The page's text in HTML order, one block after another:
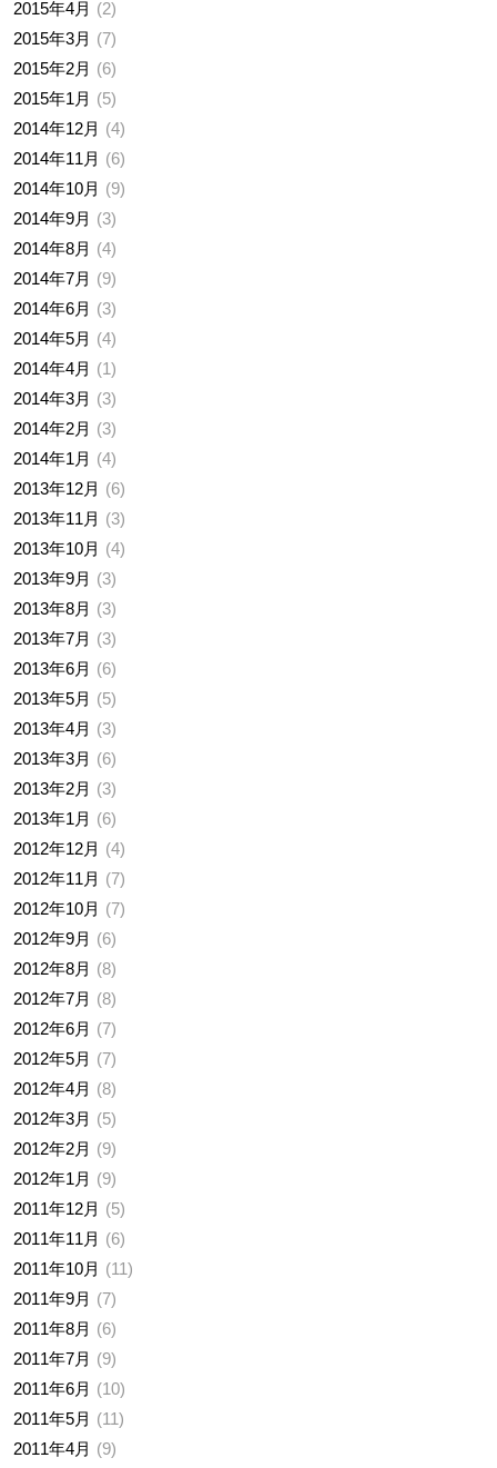
2015年4月
2
2015年3月
7
2015年2月
6
2015年1月
5
2014年12月
4
2014年11月
6
2014年10月
9
2014年9月
3
2014年8月
4
2014年7月
9
2014年6月
3
2014年5月
4
2014年4月
1
2014年3月
3
2014年2月
3
2014年1月
4
2013年12月
6
2013年11月
3
2013年10月
4
2013年9月
3
2013年8月
3
2013年7月
3
2013年6月
6
2013年5月
5
2013年4月
3
2013年3月
6
2013年2月
3
2013年1月
6
2012年12月
4
2012年11月
7
2012年10月
7
2012年9月
6
2012年8月
8
2012年7月
8
2012年6月
7
2012年5月
7
2012年4月
8
2012年3月
5
2012年2月
9
2012年1月
9
2011年12月
5
2011年11月
6
2011年10月
11
2011年9月
7
2011年8月
6
2011年7月
9
2011年6月
10
2011年5月
11
2011年4月
9